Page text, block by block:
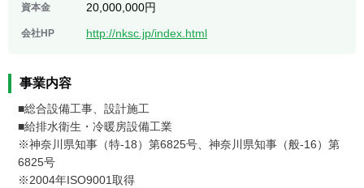
資本金 20,000,000円
会社HP http://nksc.jp/index.html
事業内容
■総合設備工事、設計施工
■給排水衛生・冷暖房設備工業
※神奈川県知事（特-18）第6825号、神奈川県知事（般-16）第
6825号
※2004年ISO9001取得